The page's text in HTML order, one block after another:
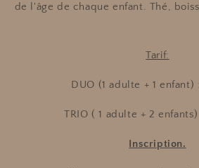
de l'âge de chaque enfant. Thé,
Tarif:
DUO (1 adulte + 1 enfant)
TRIO ( 1 adulte + 2
Inscription.